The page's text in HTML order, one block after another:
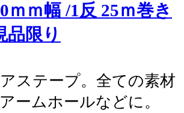
ｍｍ幅 /1反 25ｍ巻き
限り
ステープ。全ての素材
ームホールなどに。